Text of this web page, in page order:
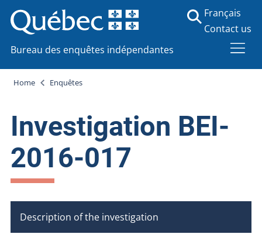
Bureau des enquêtes indépendantes
Français
Contact us
Home Enquêtes
Investigation BEI-
2016-017
Description of the investigation